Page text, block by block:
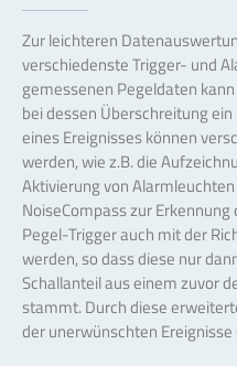
Zur leichteren
verschiedenste Trigger- und
gemessenen Pegeldaten
bei dessen Überschreitung
eines Ereignisses können
werden, wie z.B. die
Aktivierung von
NoiseCompass zur
Pegel-Trigger auch mit der
werden, so dass diese nur
Schallanteil aus einem zuvor
stammt. Durch diese
der unerwünschten